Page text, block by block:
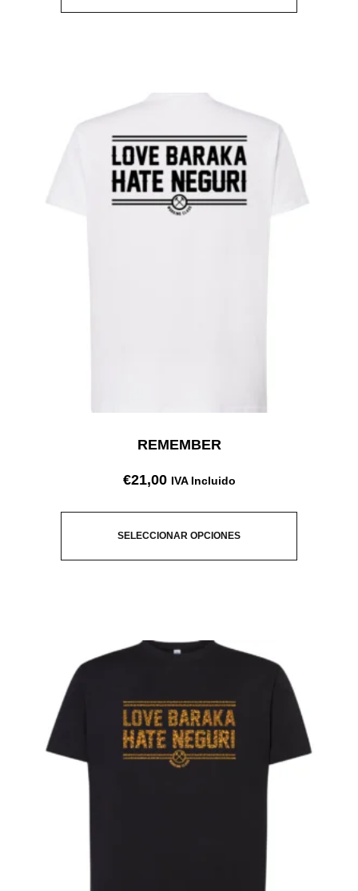
REMEMBER
€21,00 IVA Incluido
SELECCIONAR OPCIONES